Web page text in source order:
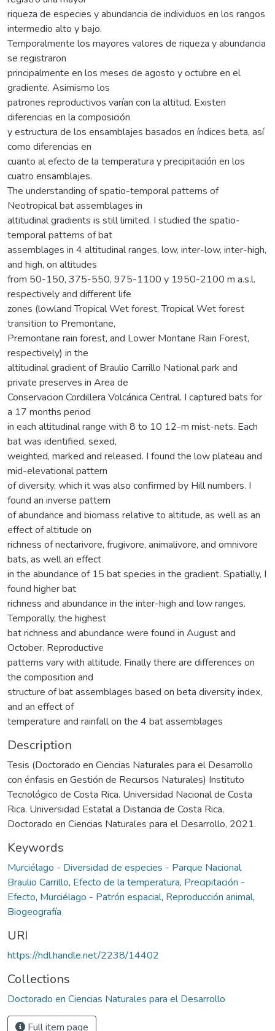
riqueza de especies y abundancia de individuos en los rangos
intermedio alto y bajo.
Temporalmente los mayores valores de riqueza y abundancia
se registraron
principalmente en los meses de agosto y octubre en el
gradiente. Asimismo los
patrones reproductivos varían con la altitud. Existen
diferencias en la composición
y estructura de los ensamblajes basados en índices beta, así
como diferencias en
cuanto al efecto de la temperatura y precipitación en los
cuatro ensamblajes.
The understanding of spatio-temporal patterns of
Neotropical bat assemblages in
altitudinal gradients is still limited. I studied the spatio-
temporal patterns of bat
assemblages in 4 altitudinal ranges, low, inter-low, inter-high,
and high, on altitudes
from 50-150, 375-550, 975-1100 y 1950-2100 m a.s.l.
respectively and different life
zones (lowland Tropical Wet forest, Tropical Wet forest
transition to Premontane,
Premontane rain forest, and Lower Montane Rain Forest,
respectively) in the
altitudinal gradient of Braulio Carrillo National park and
private preserves in Area de
Conservacion Cordillera Volcánica Central. I captured bats for
a 17 months period
in each altitudinal range with 8 to 10 12-m mist-nets. Each
bat was identified, sexed,
weighted, marked and released. I found the low plateau and
mid-elevational pattern
of diversity, which it was also confirmed by Hill numbers. I
found an inverse pattern
of abundance and biomass relative to altitude, as well as an
effect of altitude on
richness of nectarivore, frugivore, animalivore, and omnivore
bats, as well an effect
in the abundance of 15 bat species in the gradient. Spatially, I
found higher bat
richness and abundance in the inter-high and low ranges.
Temporally, the highest
bat richness and abundance were found in August and
October. Reproductive
patterns vary with altitude. Finally there are differences on
the composition and
structure of bat assemblages based on beta diversity index,
and an effect of
temperature and rainfall on the 4 bat assemblages
Description
Tesis (Doctorado en Ciencias Naturales para el Desarrollo
con énfasis en Gestión de Recursos Naturales) Instituto
Tecnológico de Costa Rica. Universidad Nacional de Costa
Rica. Universidad Estatal a Distancia de Costa Rica,
Doctorado en Ciencias Naturales para el Desarrollo, 2021.
Keywords
Murciélago - Diversidad de especies - Parque Nacional
Braulio Carrillo, Efecto de la temperatura, Precipitación -
Efecto, Murciélago - Patrón espacial, Reproducción animal,
Biogeografía
URI
https://hdl.handle.net/2238/14402
Collections
Doctorado en Ciencias Naturales para el Desarrollo
Full item page